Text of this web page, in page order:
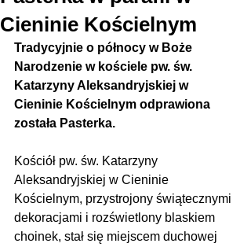
Cieninie Kościelnym
Tradycyjnie o północy w Boże
Narodzenie w kościele pw. św.
Katarzyny Aleksandryjskiej w
Cieninie Kościelnym odprawiona
została Pasterka.
Kościół pw. św. Katarzyny
Aleksandryjskiej w Cieninie
Kościelnym, przystrojony świątecznymi
dekoracjami i rozświetlony blaskiem
choinek, stał się miejscem duchowej